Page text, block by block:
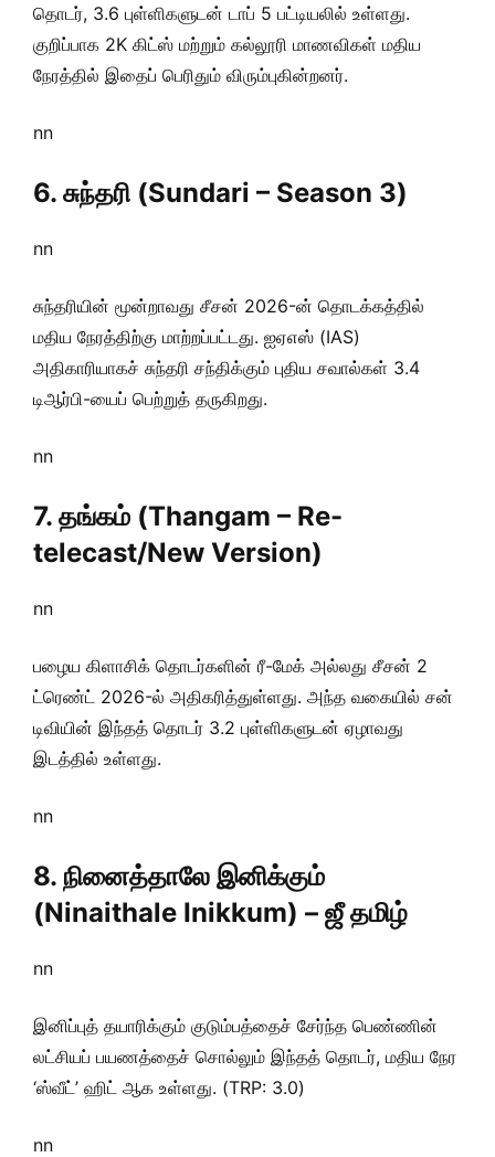
தொடர், 3.6 புள்ளிகளுடன் டாப் 5 பட்டியலில் உள்ளது.
குறிப்பாக 2K கிட்ஸ் மற்றும் கல்லூரி மாணவிகள் மதிய
நேரத்தில் இதைப் பெரிதும் விரும்புகின்றனர்.
nn
6. சுந்தரி (Sundari – Season 3)
nn
சுந்தரியின் மூன்றாவது சீசன் 2026-ன் தொடக்கத்தில்
மதிய நேரத்திற்கு மாற்றப்பட்டது. ஐஏஎஸ் (IAS)
அதிகாரியாகச் சுந்தரி சந்திக்கும் புதிய சவால்கள் 3.4
டிஆர்பி-யைப் பெற்றுத் தருகிறது.
nn
7. தங்கம் (Thangam – Re-
telecast/New Version)
nn
பழைய கிளாசிக் தொடர்களின் ரீ-மேக் அல்லது சீசன் 2
ட்ரெண்ட் 2026-ல் அதிகரித்துள்ளது. அந்த வகையில் சன்
டிவியின் இந்தத் தொடர் 3.2 புள்ளிகளுடன் ஏழாவது
இடத்தில் உள்ளது.
nn
8. நினைத்தாலே இனிக்கும்
(Ninaithale Inikkum) – ஜீ தமிழ்
nn
இனிப்புத் தயாரிக்கும் குடும்பத்தைச் சேர்ந்த பெண்ணின்
லட்சியப் பயணத்தைச் சொல்லும் இந்தத் தொடர், மதிய நேர
‘ஸ்வீட்’ ஹிட் ஆக உள்ளது. (TRP: 3.0)
nn